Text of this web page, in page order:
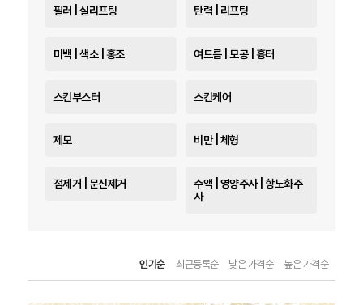
필러 | 실리프팅 탄력 | 리프팅
미백 | 색소 | 홍조 여드름 | 모공 | 흉터
스킨부스터 스킨케어
제모 비만 | 체형
점제거 | 문신제거
수액 | 영양주사 | 항노화주
사
인기순 최근등록순 낮은 가격순 높은 가격순